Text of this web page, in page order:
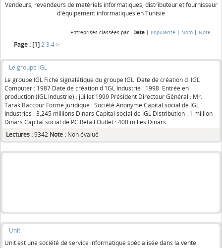
Vendeurs, revendeurs de matériels informatiques, distributeur et fournisseur
d'équipement informatiques en Tunisie
Entreprises classées par : Date | Popularité | Nom | Note
Page : [1] 2 3 4 >
Le groupe IGL
Le groupe IGL Fiche signalétique du groupe IGL Date de création d 'IGL
Computer : 1987 Date de création d 'IGL Industrie : 1998 Entrée en
production (IGL Industrie) : juillet 1999 Président Directeur Général : Mr.
Tarak Baccour Forme juridique : Société Anonyme Capital social de IGL
Industries : 3,245 millions Dinars Capital social de IGL Distribution : 1 million
Dinars Capital social de PC Retail Outlet : 400 milles Dinars...
Lectures :9342 Note : Non évalué
Unit
Unit est une société de service informatique spécialisée dans la vente